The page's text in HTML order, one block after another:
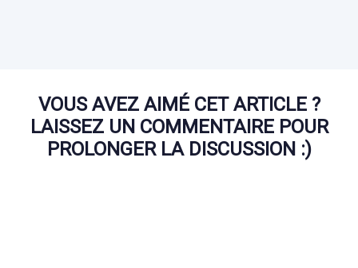
VOUS AVEZ AIMÉ CET ARTICLE ?
LAISSEZ UN COMMENTAIRE POUR
PROLONGER LA DISCUSSION :)